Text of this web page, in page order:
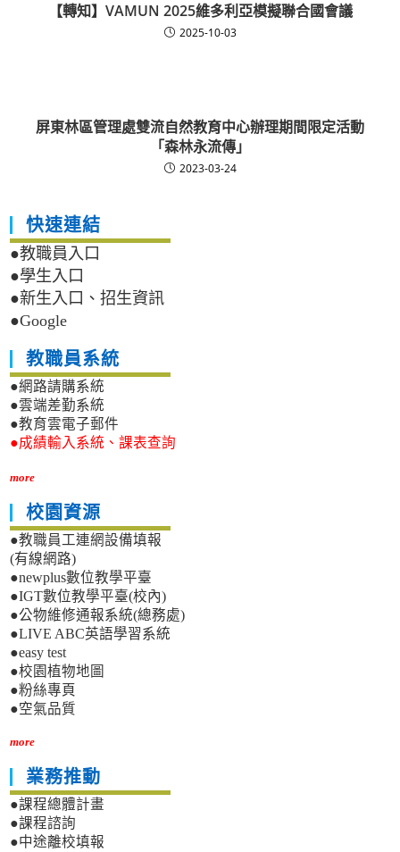
【轉知】VAMUN 2025維多利亞模擬聯合國會議
2025-10-03
屏東林區管理處雙流自然教育中心辦理期間限定活動
「森林永流傳」
2023-03-24
快速連結
●教職員入口
●學生入口
●新生入口、招生資訊
●Google
教職員系統
●網路請購系統
●雲端差勤系統
●教育雲電子郵件
●成績輸入系統、課表查詢
more
校園資源
●教職員工連網設備填報
(有線網路)
●newplus數位教學平臺
●IGT數位教學平臺(校內)
●公物維修通報系統(總務處)
●LIVE ABC英語學習系統
●easy test
●校園植物地圖
●粉絲專頁
●空氣品質
more
業務推動
●課程總體計畫
●課程諮詢
●中途離校填報